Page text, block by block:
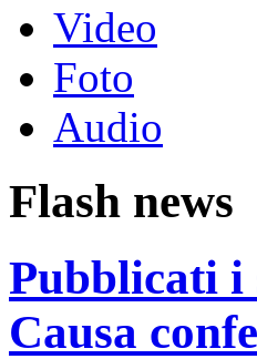
Video
Foto
Audio
Flash news
Pubblicati i
Causa